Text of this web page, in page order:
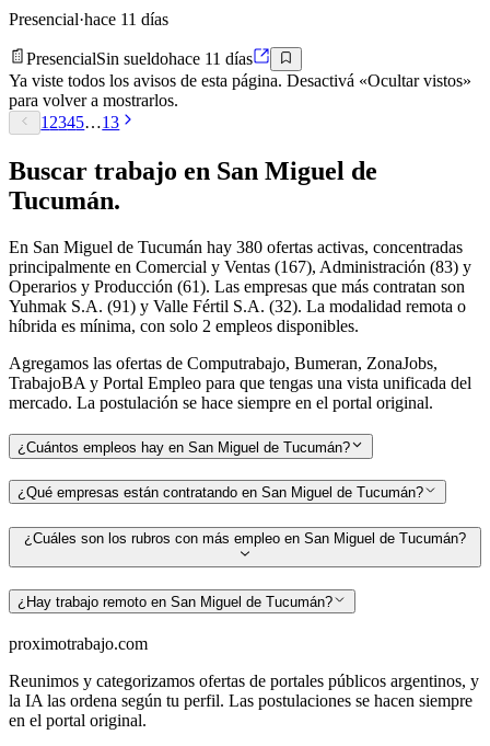
Presencial·hace 11 días
PresencialSin sueldohace 11 días
Ya viste todos los avisos de esta página. Desactivá «Ocultar vistos»
para volver a mostrarlos.
1 2345…13
Buscar trabajo en San Miguel de
Tucumán.
En San Miguel de Tucumán hay 380 ofertas activas, concentradas
principalmente en Comercial y Ventas (167), Administración (83) y
Operarios y Producción (61). Las empresas que más contratan son
Yuhmak S.A. (91) y Valle Fértil S.A. (32). La modalidad remota o
híbrida es mínima, con solo 2 empleos disponibles.
Agregamos las ofertas de Computrabajo, Bumeran, ZonaJobs,
TrabajoBA y Portal Empleo para que tengas una vista unificada del
mercado. La postulación se hace siempre en el portal original.
¿Cuántos empleos hay en San Miguel de Tucumán?
¿Qué empresas están contratando en San Miguel de Tucumán?
¿Cuáles son los rubros con más empleo en San Miguel de Tucumán?
¿Hay trabajo remoto en San Miguel de Tucumán?
proximotrabajo.com
Reunimos y categorizamos ofertas de portales públicos argentinos, y
la IA las ordena según tu perfil. Las postulaciones se hacen siempre
en el portal original.